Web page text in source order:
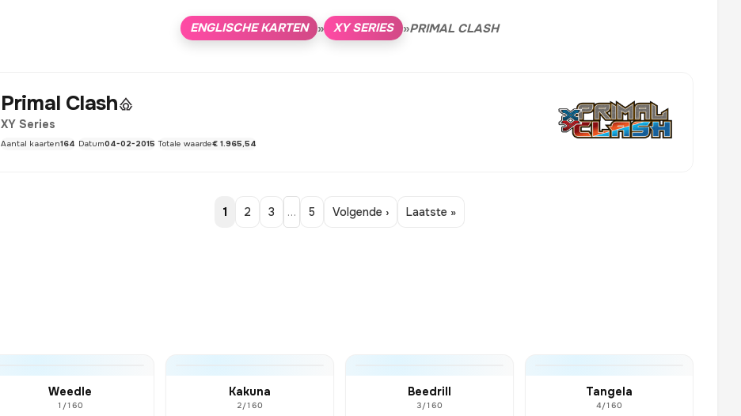
ENGLISCHE KARTEN » XY SERIES »PRIMAL CLASH
Primal Clash
XY Series
Aantal kaarten164 Datum04-02-2015 Totale waarde€ 1.965,54
1 2 3 … 5 Volgende › Laatste »
Weedle
1/160
Kakuna
2/160
Beedrill
3/160
Tangela
4/160